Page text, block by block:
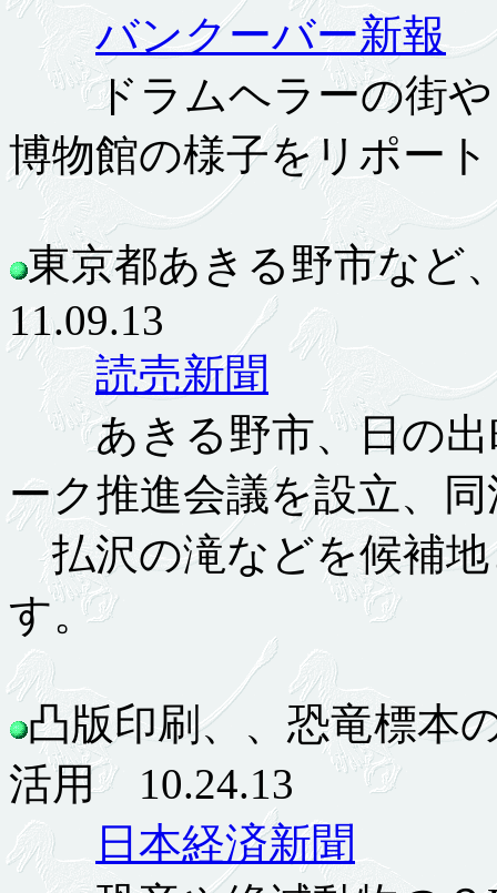
バンクーバー新報
ドラムヘラーの街や
博物館の様子をリポー
東京都あきる野市な
11.09.13
読売新聞
あきる野市、日の出
ーク推進会議を設立、
払沢の滝などを候補
す。
凸版印刷、、恐竜標本
活用 10.24.13
日本経済新聞